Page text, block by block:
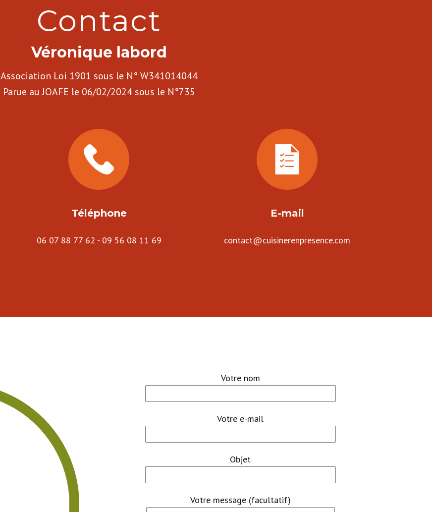
Contact
Véronique labord
Association Loi 1901 sous le N° W341014044
Parue au JOAFE le 06/02/2024 sous le N°735
Téléphone
06 07 88 77 62 - 09 56 08 11 69
E-mail
contact@cuisinerenpresence.com
Votre nom
Votre e-mail
Objet
Votre message (facultatif)